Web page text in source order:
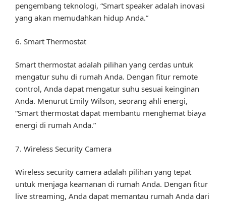
pengembang teknologi, “Smart speaker adalah inovasi
yang akan memudahkan hidup Anda.”
6. Smart Thermostat
Smart thermostat adalah pilihan yang cerdas untuk
mengatur suhu di rumah Anda. Dengan fitur remote
control, Anda dapat mengatur suhu sesuai keinginan
Anda. Menurut Emily Wilson, seorang ahli energi,
“Smart thermostat dapat membantu menghemat biaya
energi di rumah Anda.”
7. Wireless Security Camera
Wireless security camera adalah pilihan yang tepat
untuk menjaga keamanan di rumah Anda. Dengan fitur
live streaming, Anda dapat memantau rumah Anda dari